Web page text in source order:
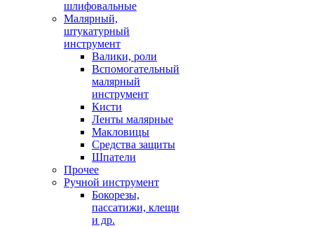
шлифовальные
Малярный,
штукатурный
инструмент
Валики, роли
Вспомогательный
малярный
инструмент
Кисти
Ленты малярные
Макловицы
Средства защиты
Шпатели
Прочее
Ручной инструмент
Бокорезы,
пассатижи, клещи
и др.